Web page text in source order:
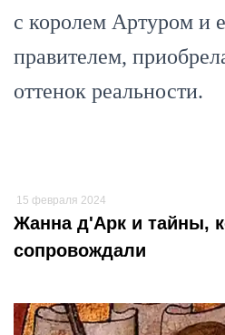
с королем Артуром и
правителем,
оттенок реальности.
15 февраля 2024
Жанна д'Арк и тайны,
сопровождали